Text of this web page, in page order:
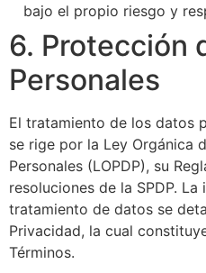
bajo el propio riesgo y
6. Protección
Personales
El tratamiento de los datos
se rige por la Ley Orgánica
Personales (LOPDP), su
resoluciones de la SPDP.
tratamiento de datos se
Privacidad, la cual
Términos.